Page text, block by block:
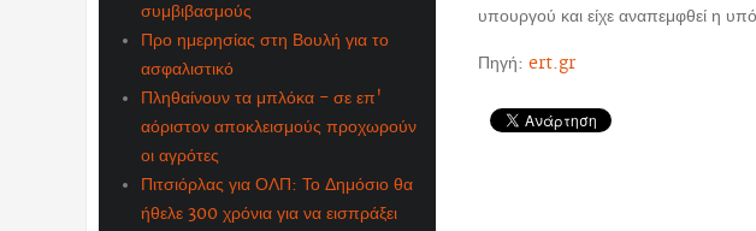
υπουργού και είχε αναπεμφθεί η
Πηγή: ert.gr
συμβιβασμούς
Προ ημερησίας στη Βουλή για το
ασφαλιστικό
Πληθαίνουν τα μπλόκα - σε επ'
αόριστον αποκλεισμούς προχωρούν
οι αγρότες
Πιτσιόρλας για ΟΛΠ: Το Δημόσιο θα
ήθελε 300 χρόνια για να εισπράξει